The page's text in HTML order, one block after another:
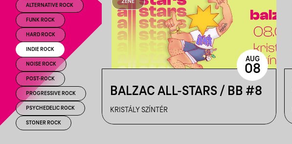
ALTERNATIVE ROCK
FUNK ROCK
HARD ROCK
INDIE ROCK
NOISE ROCK
POST-ROCK
PROGRESSIVE ROCK
PSYCHEDELIC ROCK
STONER ROCK
ZENE
BALZAC ALL-STARS / BB #8
KRISTÁLY SZÍNTÉR
AUG
08